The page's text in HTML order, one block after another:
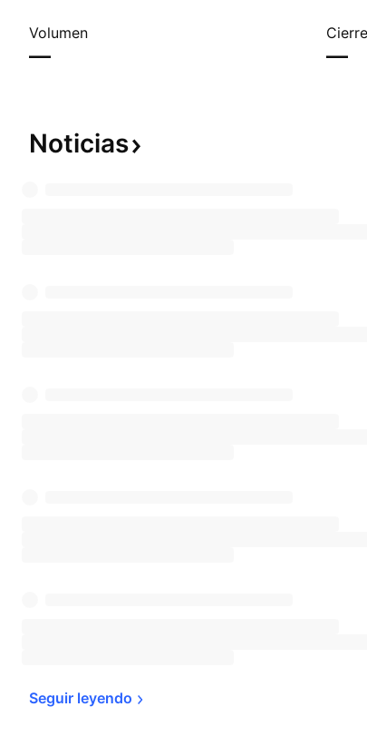
Volumen
— —
Noticias
Seguir leyendo